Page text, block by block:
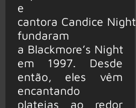
e
cantora Candice Night
fundaram
a Blackmore’s Night
em 1997. Desde
então, eles vêm
encantando
plateias ao redor